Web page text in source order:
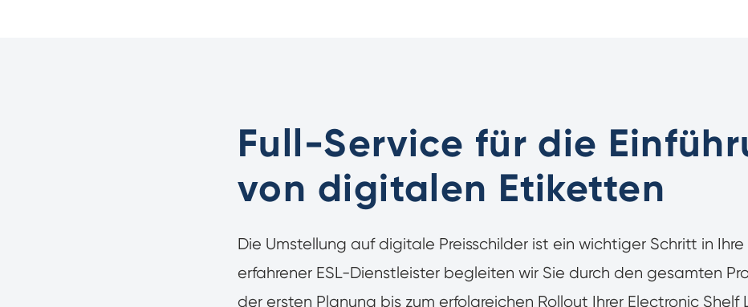
Full-Service für die
von digitalen Etiketten
Die Umstellung auf digitale Preisschilder ist ein wichtiger Schritt in Ihre
erfahrener ESL-Dienstleister begleiten wir Sie durch den gesamten
der ersten Planung bis zum erfolgreichen Rollout Ihrer Electronic Shelf